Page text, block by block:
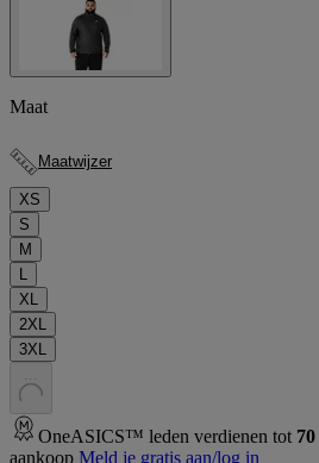
Maat
Maatwijzer
XS
S
M
L
XL
2XL
3XL
OneASICS™ leden verdienen tot 70
aankoop Meld je gratis aan/log in